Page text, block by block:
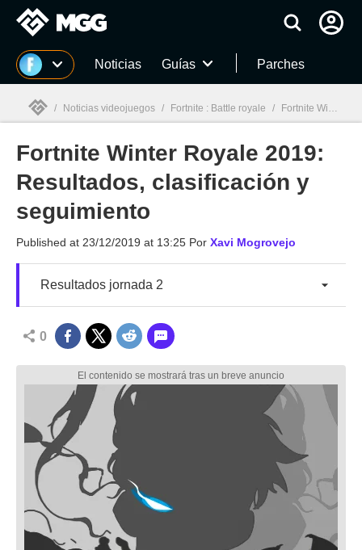
MGG Noticias Guías Parches
MGG
/ Noticias videojuegos / Fortnite : Battle royale / Fortnite Winter Royale 2019: Resultados, clasificación y seguimiento
Fortnite Winter Royale 2019:
Resultados, clasificación y
seguimiento
Published at 23/12/2019 at 13:25 Por Xavi Mogrovejo
Resultados jornada 2
0